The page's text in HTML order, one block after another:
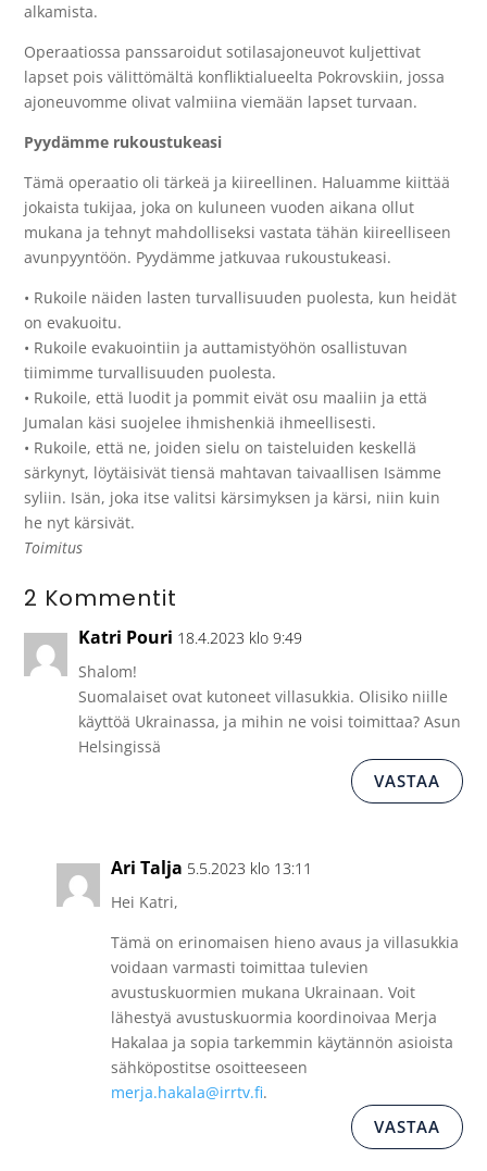
alkamista.
Operaatiossa panssaroidut sotilasajoneuvot kuljettivat
lapset pois välittömältä konfliktialueelta Pokrovskiin, jossa
ajoneuvomme olivat valmiina viemään lapset turvaan.
Pyydämme rukoustukeasi
Tämä operaatio oli tärkeä ja kiireellinen. Haluamme kiittää
jokaista tukijaa, joka on kuluneen vuoden aikana ollut
mukana ja tehnyt mahdolliseksi vastata tähän kiireelliseen
avunpyyntöön. Pyydämme jatkuvaa rukoustukeasi.
• Rukoile näiden lasten turvallisuuden puolesta, kun heidät
on evakuoitu.
• Rukoile evakuointiin ja auttamistyöhön osallistuvan
tiimimme turvallisuuden puolesta.
• Rukoile, että luodit ja pommit eivät osu maaliin ja että
Jumalan käsi suojelee ihmishenkiä ihmeellisesti.
• Rukoile, että ne, joiden sielu on taisteluiden keskellä
särkynyt, löytäisivät tiensä mahtavan taivaallisen Isämme
syliin. Isän, joka itse valitsi kärsimyksen ja kärsi, niin kuin
he nyt kärsivät.
Toimitus
2 Kommentit
Katri Pouri 18.4.2023 klo 9:49
Shalom!
Suomalaiset ovat kutoneet villasukkia. Olisiko niille
käyttöä Ukrainassa, ja mihin ne voisi toimittaa? Asun
Helsingissä
VASTAA
Ari Talja 5.5.2023 klo 13:11
Hei Katri,
Tämä on erinomaisen hieno avaus ja villasukkia
voidaan varmasti toimittaa tulevien
avustuskuormien mukana Ukrainaan. Voit
lähestyä avustuskuormia koordinoivaa Merja
Hakalaa ja sopia tarkemmin käytännön asioista
sähköpostitse osoitteeseen
merja.hakala@irrtv.fi.
VASTAA